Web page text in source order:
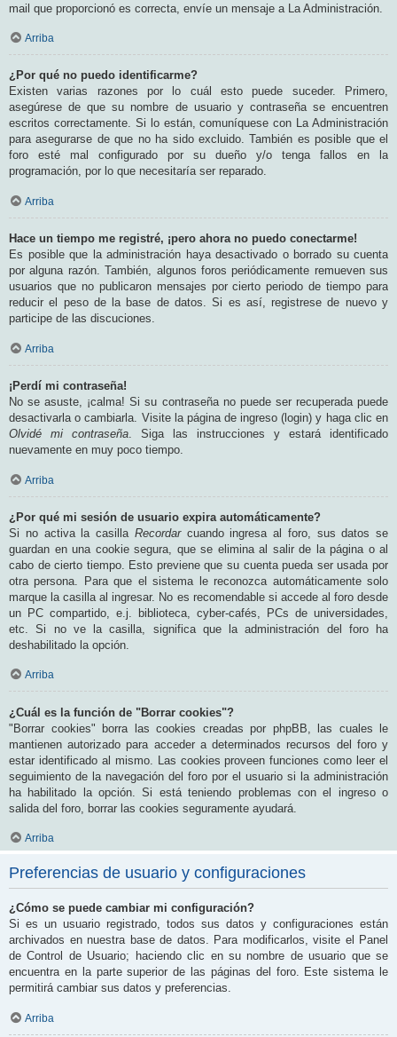
mail que proporcionó es correcta, envíe un mensaje a La Administración.
Arriba
¿Por qué no puedo identificarme?
Existen varias razones por lo cuál esto puede suceder. Primero,
asegúrese de que su nombre de usuario y contraseña se encuentren
escritos correctamente. Si lo están, comuníquese con La Administración
para asegurarse de que no ha sido excluido. También es posible que el
foro esté mal configurado por su dueño y/o tenga fallos en la
programación, por lo que necesitaría ser reparado.
Arriba
Hace un tiempo me registré, ¡pero ahora no puedo conectarme!
Es posible que la administración haya desactivado o borrado su cuenta
por alguna razón. También, algunos foros periódicamente remueven sus
usuarios que no publicaron mensajes por cierto periodo de tiempo para
reducir el peso de la base de datos. Si es así, registrese de nuevo y
participe de las discuciones.
Arriba
¡Perdí mi contraseña!
No se asuste, ¡calma! Si su contraseña no puede ser recuperada puede
desactivarla o cambiarla. Visite la página de ingreso (login) y haga clic en
Olvidé mi contraseña. Siga las instrucciones y estará identificado
nuevamente en muy poco tiempo.
Arriba
¿Por qué mi sesión de usuario expira automáticamente?
Si no activa la casilla Recordarcuando ingresa al foro, sus datos se
guardan en una cookie segura, que se elimina al salir de la página o al
cabo de cierto tiempo. Esto previene que su cuenta pueda ser usada por
otra persona. Para que el sistema le reconozca automáticamente solo
marque la casilla al ingresar. No es recomendable si accede al foro desde
un PC compartido, e.j. biblioteca, cyber-cafés, PCs de universidades,
etc. Si no ve la casilla, significa que la administración del foro ha
deshabilitado la opción.
Arriba
¿Cuál es la función de "Borrar cookies"?
"Borrar cookies" borra las cookies creadas por phpBB, las cuales le
mantienen autorizado para acceder a determinados recursos del foro y
estar identificado al mismo. Las cookies proveen funciones como leer el
seguimiento de la navegación del foro por el usuario si la administración
ha habilitado la opción. Si está teniendo problemas con el ingreso o
salida del foro, borrar las cookies seguramente ayudará.
Arriba
Preferencias de usuario y configuraciones
¿Cómo se puede cambiar mi configuración?
Si es un usuario registrado, todos sus datos y configuraciones están
archivados en nuestra base de datos. Para modificarlos, visite el Panel
de Control de Usuario; haciendo clic en su nombre de usuario que se
encuentra en la parte superior de las páginas del foro. Este sistema le
permitirá cambiar sus datos y preferencias.
Arriba